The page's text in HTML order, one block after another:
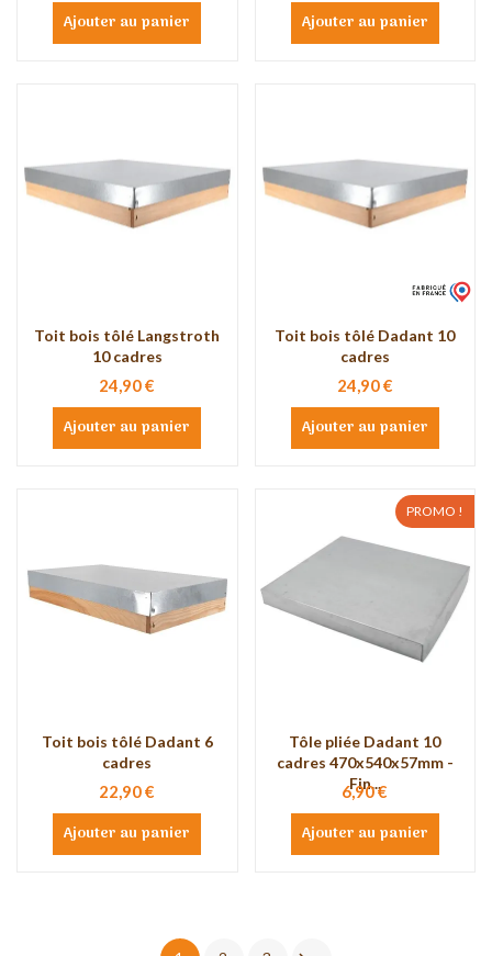
Ajouter au panier Ajouter au panier
Toit bois tôlé Langstroth
10 cadres
24,90 €
Ajouter au panier
Toit bois tôlé Dadant 10
cadres
24,90 €
Ajouter au panier
Toit bois tôlé Dadant 6
cadres
22,90 €
Ajouter au panier
PROMO !
Tôle pliée Dadant 10
cadres 470x540x57mm -
Fin...
6,90 €
Ajouter au panier